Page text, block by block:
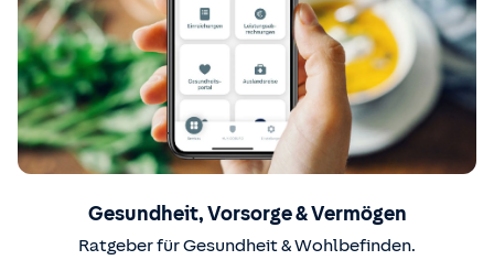
Gesundheit, Vorsorge & Vermögen
Ratgeber für Gesundheit & Wohlbefinden.